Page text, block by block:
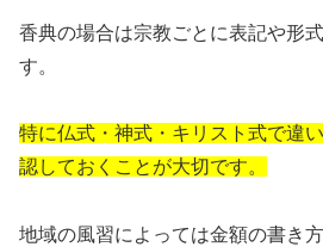
香典の場合は宗教ごとに表記や形
す。
特に仏式・神式・キリスト式で違
認しておくことが大切です。
地域の風習によっては金額の書き